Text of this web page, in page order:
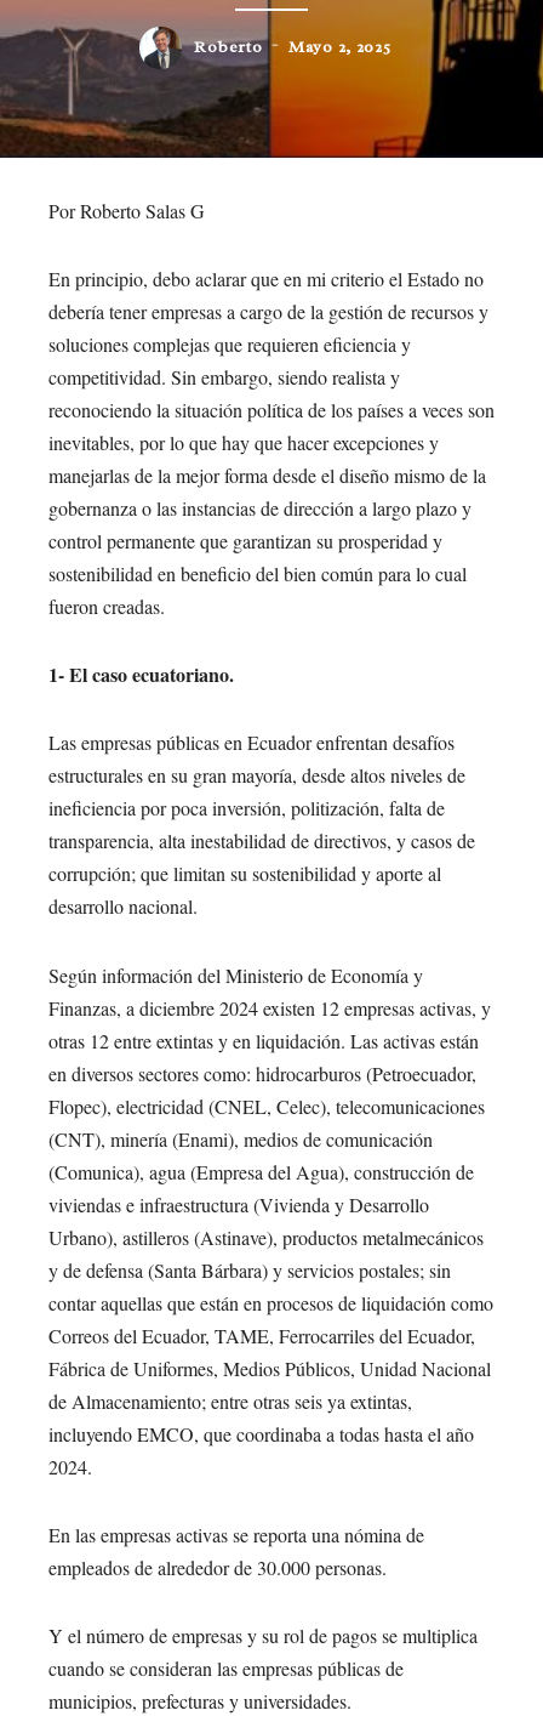
Roberto Mayo 2, 2025
Por Roberto Salas G
En principio, debo aclarar que en mi criterio el Estado no
debería tener empresas a cargo de la gestión de recursos y
soluciones complejas que requieren eficiencia y
competitividad. Sin embargo, siendo realista y
reconociendo la situación política de los países a veces son
inevitables, por lo que hay que hacer excepciones y
manejarlas de la mejor forma desde el diseño mismo de la
gobernanza o las instancias de dirección a largo plazo y
control permanente que garantizan su prosperidad y
sostenibilidad en beneficio del bien común para lo cual
fueron creadas.
1- El caso ecuatoriano.
Las empresas públicas en Ecuador enfrentan desafíos
estructurales en su gran mayoría, desde altos niveles de
ineficiencia por poca inversión, politización, falta de
transparencia, alta inestabilidad de directivos, y casos de
corrupción; que limitan su sostenibilidad y aporte al
desarrollo nacional.
Según información del Ministerio de Economía y
Finanzas, a diciembre 2024 existen 12 empresas activas, y
otras 12 entre extintas y en liquidación. Las activas están
en diversos sectores como: hidrocarburos (Petroecuador,
Flopec), electricidad (CNEL, Celec), telecomunicaciones
(CNT), minería (Enami), medios de comunicación
(Comunica), agua (Empresa del Agua), construcción de
viviendas e infraestructura (Vivienda y Desarrollo
Urbano), astilleros (Astinave), productos metalmecánicos
y de defensa (Santa Bárbara) y servicios postales; sin
contar aquellas que están en procesos de liquidación como
Correos del Ecuador, TAME, Ferrocarriles del Ecuador,
Fábrica de Uniformes, Medios Públicos, Unidad Nacional
de Almacenamiento; entre otras seis ya extintas,
incluyendo EMCO, que coordinaba a todas hasta el año
2024.
En las empresas activas se reporta una nómina de
empleados de alrededor de 30.000 personas.
Y el número de empresas y su rol de pagos se multiplica
cuando se consideran las empresas públicas de
municipios, prefecturas y universidades.